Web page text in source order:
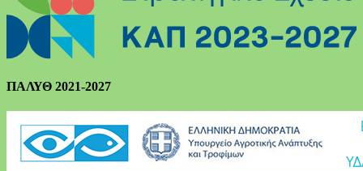
ΠΑΛΥΘ 2021-2027